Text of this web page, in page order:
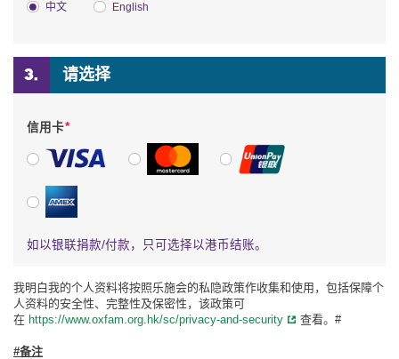
中文 English
请选择
信用卡*
万事达卡 银联
如以银联捐款/付款，只可选择以港币结账。
我明白我的个人资料将按照乐施会的私隐政策作收集和使用，包括保障个
人资料的安全性、完整性及保密性，该政策可
在 https://www.oxfam.org.hk/sc/privacy-and-security 查看。#
#备注